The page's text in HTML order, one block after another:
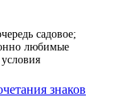
садовое;
любимые
знаков